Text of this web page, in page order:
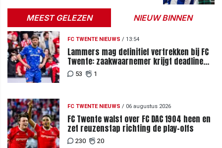
MEEST GELEZEN NIEUW BINNEN
FC TWENTE NIEUWS / 13:54
Lammers mag definitief vertrekken bij FC
Twente: zaakwaarnemer krijgt deadline
vanwege komst vervanger
53 1
FC TWENTE NIEUWS / 06 augustus 2026
FC Twente walst over FC DAC 1904 heen en
zet reuzenstap richting de play-offs
230 20